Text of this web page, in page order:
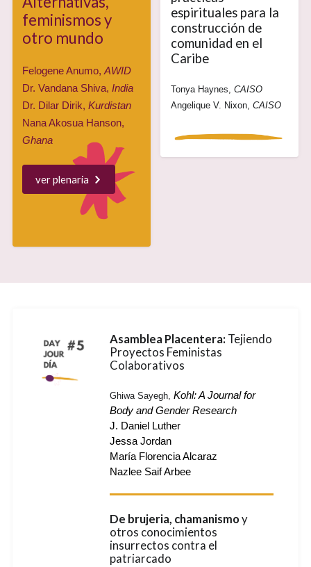
feminismos y
otro mundo
Felogene Anumo,AWID
Dr. Vandana Shiva, India
Dr. Dilar Dirik,Kurdistan
Nana Akosua Hanson,
Ghana
ver plenaria
espirituales para la
construcción de
comunidad en el
Caribe
Tonya Haynes, CAISO
Angelique V. Nixon, CAISO
Asamblea Placentera: Tejiendo
Proyectos Feministas
Colaborativos
Ghiwa Sayegh, Kohl: A Journal for
Body and Gender Research
J. Daniel Luther
Jessa Jordan
María Florencia Alcaraz
Nazlee Saif Arbee
De brujeria, chamanismoy
otros conocimientos
insurrectos contra el
patriarcado